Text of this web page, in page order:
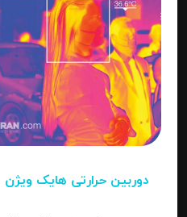
دوربین حرارتی هایک ویژن